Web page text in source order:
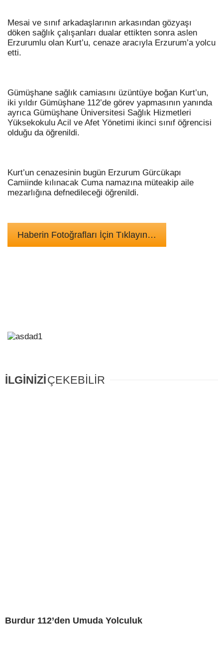
Mesai ve sınıf arkadaşlarının arkasından gözyaşı
döken sağlık çalışanları dualar ettikten sonra aslen
Erzurumlu olan Kurt’u, cenaze aracıyla Erzurum’a yolcu
etti.
Gümüşhane sağlık camiasını üzüntüye boğan Kurt’un,
iki yıldır Gümüşhane 112’de görev yapmasının yanında
ayrıca Gümüşhane Üniversitesi Sağlık Hizmetleri
Yüksekokulu Acil ve Afet Yönetimi ikinci sınıf öğrencisi
olduğu da öğrenildi.
Kurt’un cenazesinin bugün Erzurum Gürcükapı
Camiinde kılınacak Cuma namazına müteakip aile
mezarlığına defnedileceği öğrenildi.
Haberin Fotoğrafları İçin Tıklayın…
İLGİNİZİÇEKEBİLİR
Burdur 112’den Umuda Yolculuk